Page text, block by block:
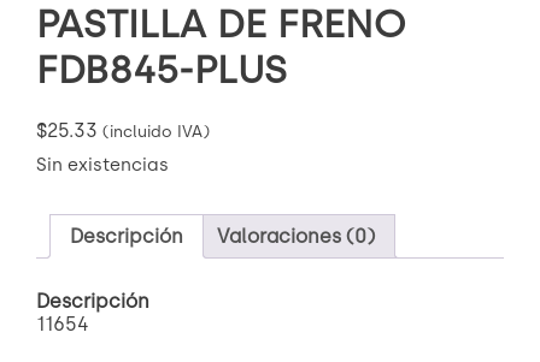
PASTILLA DE FRENO
FDB845-PLUS
$25.33 (incluido IVA)
Sin existencias
Descripción Valoraciones (0)
Descripción
11654